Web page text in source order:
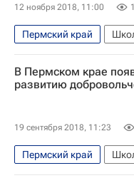
12 ноября 2018, 11:00
Пермский край
Удмуртская
Чувашская
Тверская область
Кемеровская область
Свердловская область
В Пермском крае
развитию
19 сентября 2018, 11:23
Пермский край
Волонтерство в России